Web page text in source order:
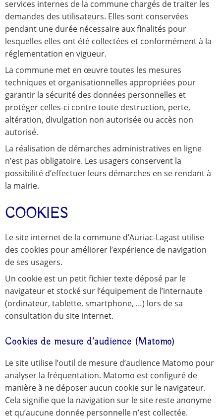
services internes de la commune chargés de traiter les
demandes des utilisateurs. Elles sont conservées
pendant une durée nécessaire aux finalités pour
lesquelles elles ont été collectées et conformément à la
réglementation en vigueur.
La commune met en œuvre toutes les mesures
techniques et organisationnelles appropriées pour
garantir la sécurité des données personnelles et
protéger celles-ci contre toute destruction, perte,
altération, divulgation non autorisée ou accès non
autorisé.
La réalisation de démarches administratives en ligne
n’est pas obligatoire. Les usagers conservent la
possibilité d’effectuer leurs démarches en se rendant à
la mairie.
COOKIES
Le site internet de la commune d’Auriac-Lagast utilise
des cookies pour améliorer l’expérience de navigation
de ses usagers.
Un cookie est un petit fichier texte déposé par le
navigateur et stocké sur l’équipement de l’internaute
(ordinateur, tablette, smartphone, …) lors de sa
consultation du site internet.
Cookies de mesure d’audience (Matomo)
Le site utilise l’outil de mesure d’audience Matomo pour
analyser la fréquentation. Matomo est configuré de
manière à ne déposer aucun cookie sur le navigateur.
Cela signifie que la navigation sur le site reste anonyme
et qu’aucune donnée personnelle n’est collectée.